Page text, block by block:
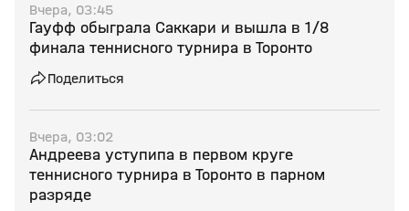
Вчера, 03:45
Гауфф обыграла Саккари и вышла в 1/8
финала теннисного турнира в Торонто
Поделиться
Вчера, 03:02
Андреева уступипа в первом круге
теннисного турнира в Торонто в парном
разряде